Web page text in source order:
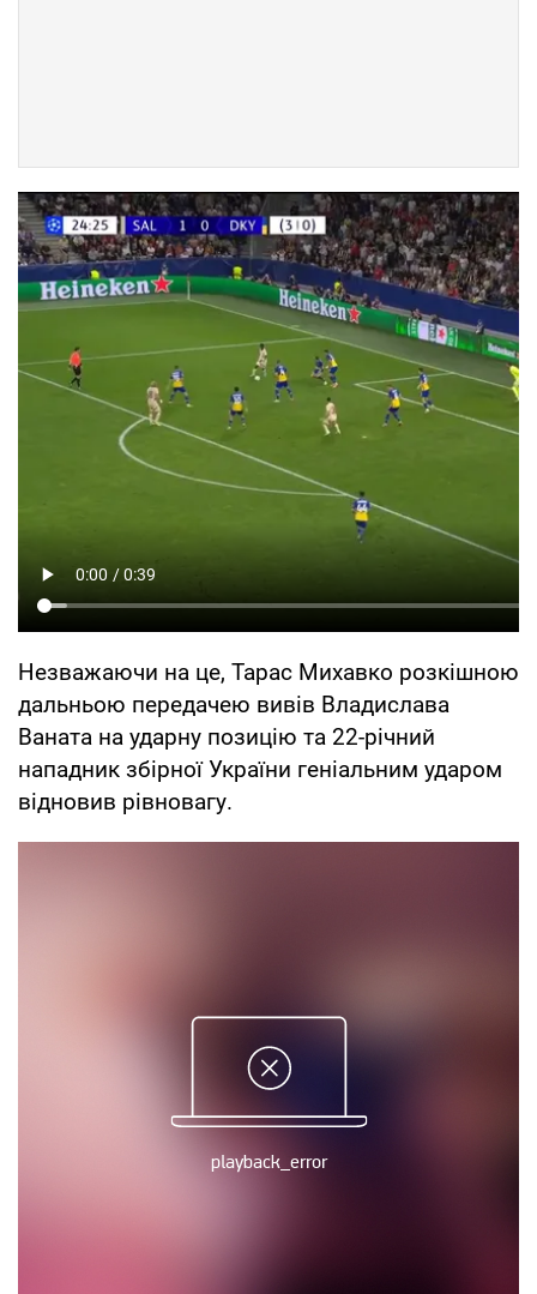
Незважаючи на це, Тарас Михавко розкішною
дальньою передачею вивів Владислава
Ваната на ударну позицію та 22-річний
нападник збірної України геніальним ударом
відновив рівновагу.